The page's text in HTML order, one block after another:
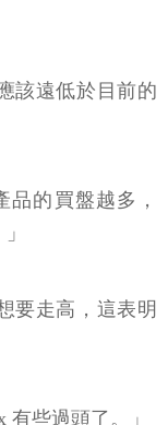
該遠低於目前的
品的買盤越多，
要走高，這表明
些過頭了。」